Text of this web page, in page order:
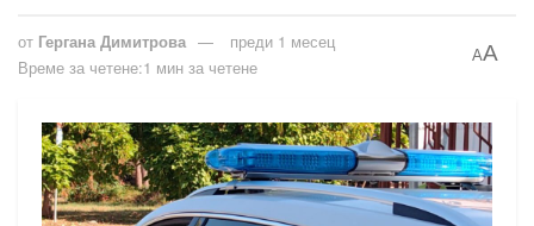
от Гергана Димитрова
преди 1 месец
Време за четене:1 мин за четене
AA